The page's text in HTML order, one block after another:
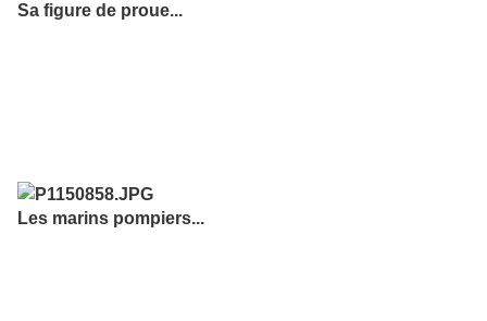
Sa figure de proue...
Les marins pompiers...